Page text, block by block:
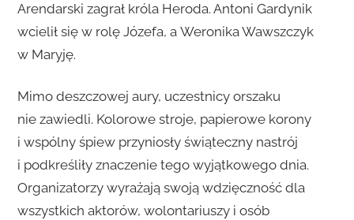
Arendarski zagrał króla Heroda. Antoni Gardynik
wcielił się w rolę Józefa, a Weronika Wawszczyk
w Maryję.
Mimo deszczowej aury, uczestnicy orszaku
nie zawiedli. Kolorowe stroje, papierowe korony
i wspólny śpiew przyniosły świąteczny nastrój
i podkreśliły znaczenie tego wyjątkowego dnia.
Organizatorzy wyrażają swoją wdzięczność dla
wszystkich aktorów, wolontariuszy i osób